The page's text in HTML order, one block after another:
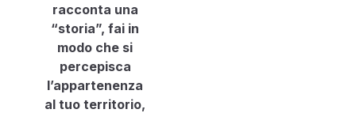
racconta una
“storia”, fai in
modo che si
percepisca
l’appartenenza
al tuo territorio,